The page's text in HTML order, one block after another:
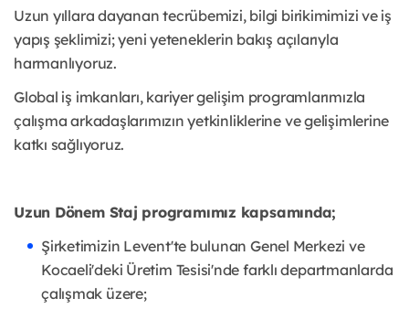
Uzun yıllara dayanan tecrübemizi, bilgi birikimimizi ve iş
yapış şeklimizi; yeni yeteneklerin bakış açılarıyla
harmanlıyoruz.
Global iş imkanları, kariyer gelişim programlarımızla
çalışma arkadaşlarımızın yetkinliklerine ve gelişimlerine
katkı sağlıyoruz.
Uzun Dönem Staj programımız kapsamında;
Şirketimizin Levent'te bulunan Genel Merkezi ve
Kocaeli'deki Üretim Tesisi'nde farklı departmanlarda
çalışmak üzere;